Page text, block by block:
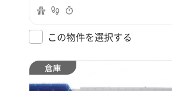
この物件を選択する
倉庫